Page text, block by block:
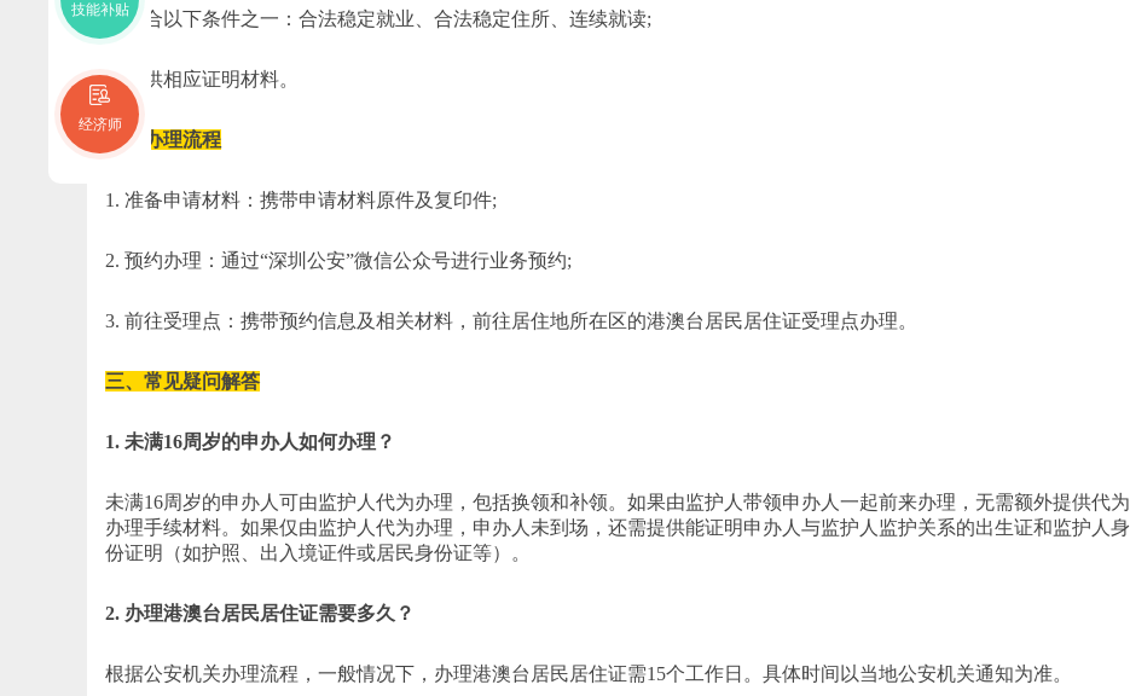
2. 符合以下条件之一：合法稳定就业、合法稳定住所、连续就读;
3. 提供相应证明材料。
二、办理流程
1. 准备申请材料：携带申请材料原件及复印件;
2. 预约办理：通过“深圳公安”微信公众号进行业务预约;
3. 前往受理点：携带预约信息及相关材料，前往居住地所在区的港澳台居民居住证受理点办理。
三、常见疑问解答
1. 未满16周岁的申办人如何办理？
未满16周岁的申办人可由监护人代为办理，包括换领和补领。如果由监护人带领申办人一起前来办理，无需额外提供代为
办理手续材料。如果仅由监护人代为办理，申办人未到场，还需提供能证明申办人与监护人监护关系的出生证和监护人身
份证明（如护照、出入境证件或居民身份证等）。
2. 办理港澳台居民居住证需要多久？
根据公安机关办理流程，一般情况下，办理港澳台居民居住证需15个工作日。具体时间以当地公安机关通知为准。
技能补贴
经济师